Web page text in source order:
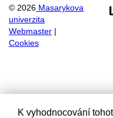
© 2026 Masarykova
univerzita
Webmaster
Cookies
K vyhodnocování